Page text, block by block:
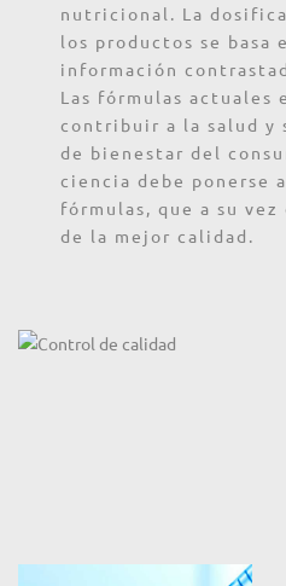
nutricional. La
los productos se basa
información
Las fórmulas actuales
contribuir a la salud y
de bienestar del
ciencia debe ponerse
fórmulas, que a su
de la mejor calidad.